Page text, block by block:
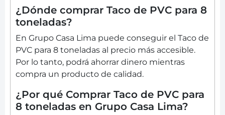
¿Dónde comprar Taco de PVC para 8
toneladas?
En Grupo Casa Lima puede conseguir el Taco de
PVC para 8 toneladas al precio más accesible.
Por lo tanto, podrá ahorrar dinero mientras
compra un producto de calidad.
¿Por qué Comprar Taco de PVC para
8 toneladas en Grupo Casa Lima?